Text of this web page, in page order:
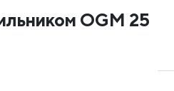
OGM 25